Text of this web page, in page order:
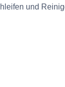
und